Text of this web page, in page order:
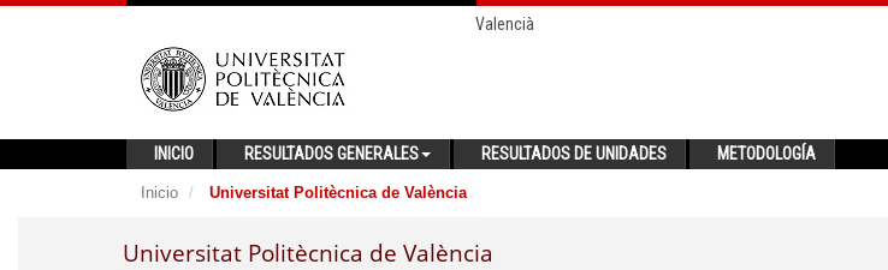
Valencià
INICIO RESULTADOS GENERALES RESULTADOS DE UNIDADES METODOLOGÍA
Inicio Universitat Politècnica de València
Universitat Politècnica de València